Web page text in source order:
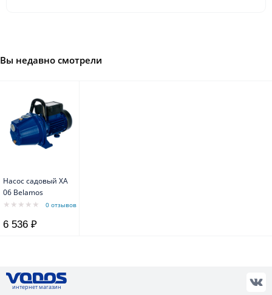
Вы недавно смотрели
Насос садовый XA
06 Belamos
0 отзывов
6 536 ₽
интернет магазин